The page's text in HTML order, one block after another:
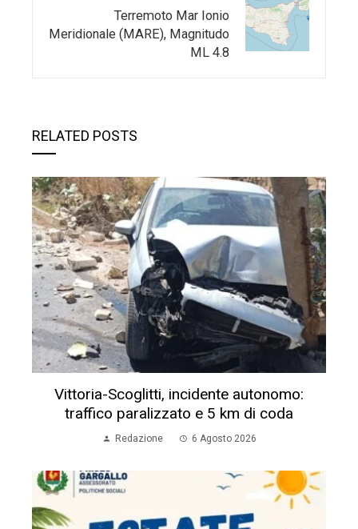
Terremoto Mar Ionio
Meridionale (MARE), Magnitudo
ML 4.8
RELATED POSTS
Vittoria-Scoglitti, incidente autonomo:
traffico paralizzato e 5 km di coda
Redazione 6 Agosto 2026